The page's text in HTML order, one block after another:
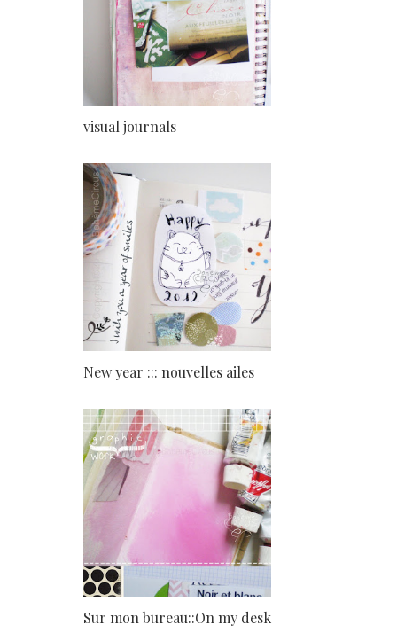
visual journals
New year ::: nouvelles ailes
Sur mon bureau::On my desk